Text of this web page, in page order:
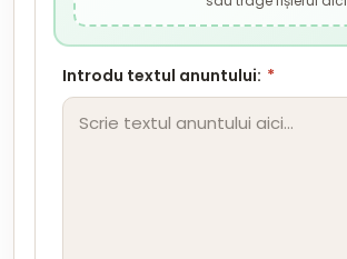
Introdu textul anuntului: *